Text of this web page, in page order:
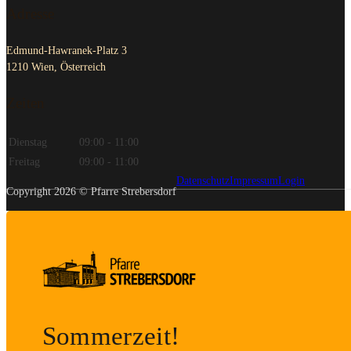
Edmund-Hawranek-Platz 3
1210 Wien, Österreich
Dienstag
09:00 - 11:00
Freitag
09:00 - 11:00
Copyright 2026 © Pfarre Strebersdorf
DatenschutzImpressumLogin
Sommerzeit!